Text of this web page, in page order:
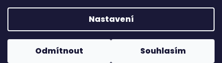
Nastavení
Odmítnout Souhlasím
Vytvořil Shoptet
Copyright 2026SPECTRUM CZ s.r.o.. Všechna práva
vyhrazena.